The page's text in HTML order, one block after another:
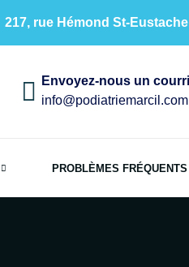
217, rue Hémond St-
Envoyez-nous un
info@podiatriemarcil.com
PROBLÈMES FRÉQUENTS